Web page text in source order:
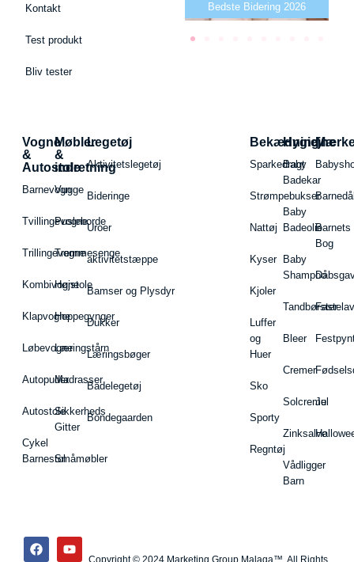
Kontakt
Test produkt
Bliv tester
Bedste puslepude 2026 Bedste Bidering 2026
Vogne
&
Autostole
Barnevogn
Tvillingevogne
Trillingevogne
Kombivogne
Klapvogne
Løbevogne
Autopuder
Autostole
Cykel
Barnestol
Møbler
&
indretning
Vugge
Pusleborde
Tremmesenge
Højstole
Hoppegynger
Læringstårn
Madrasser
Sikkerheds
Gitter
Småmøbler
Legetøj
Aktivitetslegetøj
Bideringe
Uroer
aktivitetstæppe
Bamser og Plysdyr
Dukker
Læringsbøger
Badelegetøj
Bondegaarden
Bekædning
Sparkedragt
Strømpebukser
Nattøj
Kyser
Kjoler
Luffer
og
Huer
Sko
Sporty
Regntøj
Hygiejne
Baby
Badekar
Baby
Badeolie
Baby
Shampoo
Tandbørster
Bleer
Cremer
Solcreme
Zinksalve
Vådligger
Barn
Barnets
Bog
Jul
Copyright © 2024 Marketing Group Malaga™, All Rights